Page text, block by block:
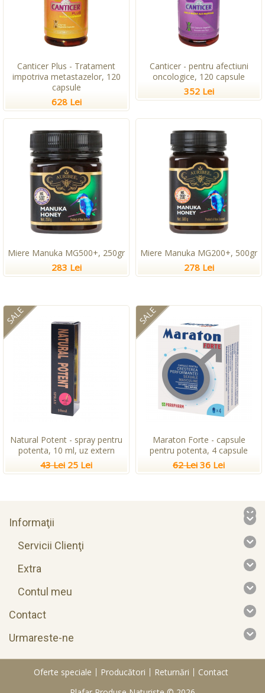
Canticer Plus - Tratament
impotriva metastazelor, 120
capsule
628 Lei
Canticer - pentru afectiuni
oncologice, 120 capsule
352 Lei
Miere Manuka MG500+, 250gr
283 Lei
Miere Manuka MG200+, 500gr
278 Lei
SALE
Natural Potent - spray pentru
potenta, 10 ml, uz extern
43 Lei 25 Lei
SALE
Maraton Forte - capsule
pentru potenta, 4 capsule
62 Lei 36 Lei
Informaţii
Servicii Clienţi
Extra
Contul meu
Contact
Urmareste-ne
Oferte speciale Producători Returnări
Contact